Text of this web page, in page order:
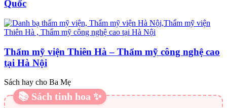
Quốc
Thẩm mỹ viện Thiên Hà – Thẩm mỹ công nghệ cao
tại Hà Nội
Sách hay cho Ba Mẹ
📚 Sách tinh hoa ✨